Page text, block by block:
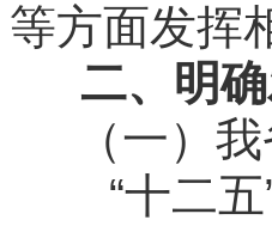
等方面发挥
二、明
（一）
“十二五